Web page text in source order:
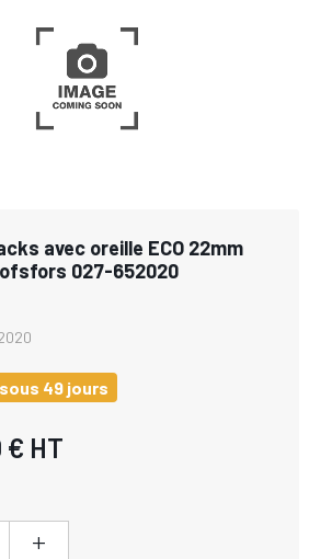
avec oreille ECO 22mm
027-652020
49 jours
€ HT
+